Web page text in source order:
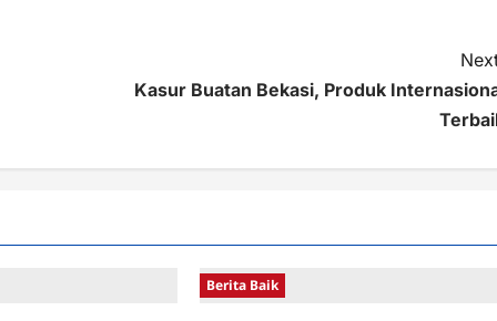
Kasur Buatan Bekasi, Produk
Berita Baik